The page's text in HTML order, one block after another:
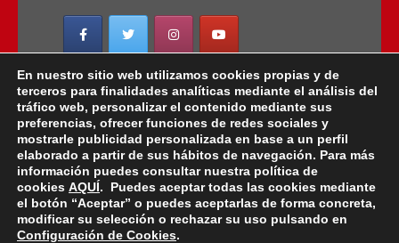
AEDEM-COCEMFE es miembro de:
Copyright © 2022 · AEDEM-Asociación española de
EM · Todos los Derechos Reservados · C/ Sangenjo,
nº 36 Madrid -
91 448 13 05
mail: aedem@aedem.org//Aviso legal-Política de
En nuestro sitio web utilizamos cookies propias y de
terceros para finalidades analíticas mediante el análisis del
tráfico web, personalizar el contenido mediante sus
preferencias, ofrecer funciones de redes sociales y
mostrarle publicidad personalizada en base a un perfil
elaborado a partir de sus hábitos de navegación. Para más
información puedes consultar nuestra política de
cookies AQUÍ. Puedes aceptar todas las cookies mediante
el botón “Aceptar” o puedes aceptarlas de forma concreta,
modificar su selección o rechazar su uso pulsando en
Configuración de Cookies.